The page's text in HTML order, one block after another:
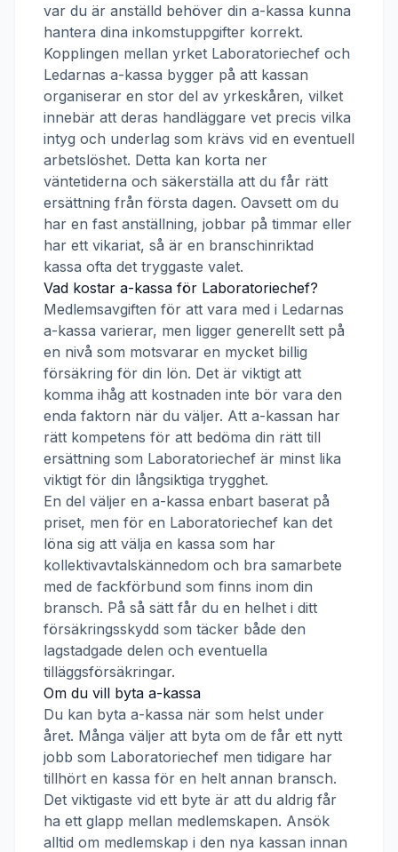
var du är anställd behöver din a-kassa kunna
hantera dina inkomstuppgifter korrekt.
Kopplingen mellan yrket Laboratoriechef och
Ledarnas a-kassa bygger på att kassan
organiserar en stor del av yrkeskåren, vilket
innebär att deras handläggare vet precis vilka
intyg och underlag som krävs vid en eventuell
arbetslöshet. Detta kan korta ner
väntetiderna och säkerställa att du får rätt
ersättning från första dagen. Oavsett om du
har en fast anställning, jobbar på timmar eller
har ett vikariat, så är en branschinriktad
kassa ofta det tryggaste valet.
Vad kostar a-kassa för Laboratoriechef?
Medlemsavgiften för att vara med i Ledarnas
a-kassa varierar, men ligger generellt sett på
en nivå som motsvarar en mycket billig
försäkring för din lön. Det är viktigt att
komma ihåg att kostnaden inte bör vara den
enda faktorn när du väljer. Att a-kassan har
rätt kompetens för att bedöma din rätt till
ersättning som Laboratoriechef är minst lika
viktigt för din långsiktiga trygghet.
En del väljer en a-kassa enbart baserat på
priset, men för en Laboratoriechef kan det
löna sig att välja en kassa som har
kollektivavtalskännedom och bra samarbete
med de fackförbund som finns inom din
bransch. På så sätt får du en helhet i ditt
försäkringsskydd som täcker både den
lagstadgade delen och eventuella
tilläggsförsäkringar.
Om du vill byta a-kassa
Du kan byta a-kassa när som helst under
året. Många väljer att byta om de får ett nytt
jobb som Laboratoriechef men tidigare har
tillhört en kassa för en helt annan bransch.
Det viktigaste vid ett byte är att du aldrig får
ha ett glapp mellan medlemskapen. Ansök
alltid om medlemskap i den nya kassan innan